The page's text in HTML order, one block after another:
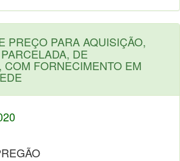
PREÇO PARA AQUISIÇÃO,
DE
COM FORNECIMENTO EM